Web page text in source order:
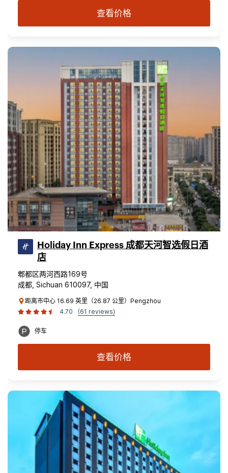
查看价格
Holiday Inn Express 成都天河智选假日酒
店
郫都区两河西路169号
成都, Sichuan 610097, 中国
距离市中心 16.69 英里（26.87 公里）Pengzhou
4.70
(61 reviews)
停车
查看价格